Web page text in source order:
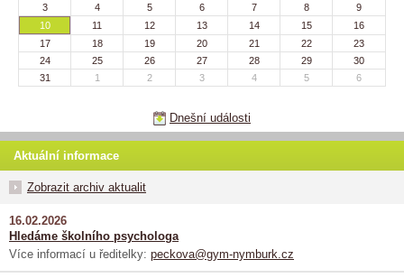
3
4 5 6 7 8
9
10
11 12 13 14 15
16
17
18 19 20 21 22
23
24
25 26 27 28 29
30
31
1 2 3 4 5 6
Dnešní události
Aktuální informace
Zobrazit archiv aktualit
16.02.2026
Hledáme školního psychologa
Více informací u ředitelky: peckova@gym-nymburk.cz